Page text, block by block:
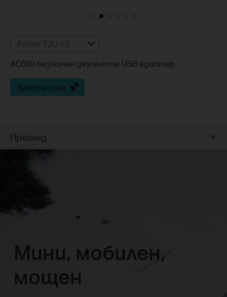
Archer T2U V3
AC600 безжичен двулентов USB адаптер
Купете сега
Преглед
Мини, мобилен,
мощен